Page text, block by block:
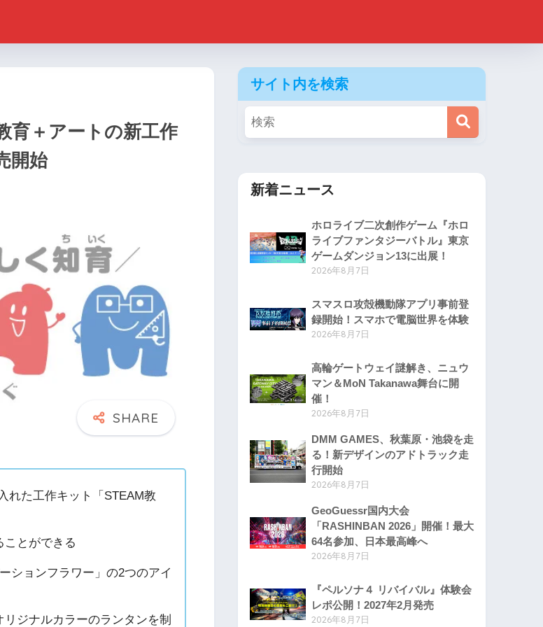
育＋アートの新工作
開始
れた工作キット「STEAM教
ことができる
ションフラワー」の2つのアイ
ジナルカラーのランタンを制
サイト内を検索
新着ニュース
ホロライブ二次創作ゲーム『ホロ
ライブファンタジーバトル』東京
ゲームダンジョン13に出展！
2026年8月7日
スマスロ攻殻機動隊アプリ事前登
録開始！スマホで電脳世界を体験
2026年8月7日
高輪ゲートウェイ謎解き、ニュウ
マン＆MoN Takanawa舞台に開
催！
2026年8月7日
DMM GAMES、秋葉原・池袋を走
る！新デザインのアドトラック走
行開始
2026年8月7日
GeoGuessr国内大会
「RASHINBAN 2026」開催！最大
64名参加、日本最高峰へ
2026年8月7日
『ペルソナ４ リバイバル』体験会
レポ公開！2027年2月発売
2026年8月7日